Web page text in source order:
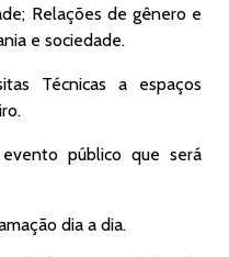
Relações de gênero e
e sociedade.
Técnicas a espaços
público que será
dia a dia.